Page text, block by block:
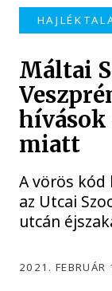
Máltai
hívások
miatt
A vörös
az Utcai
utcán
2021.